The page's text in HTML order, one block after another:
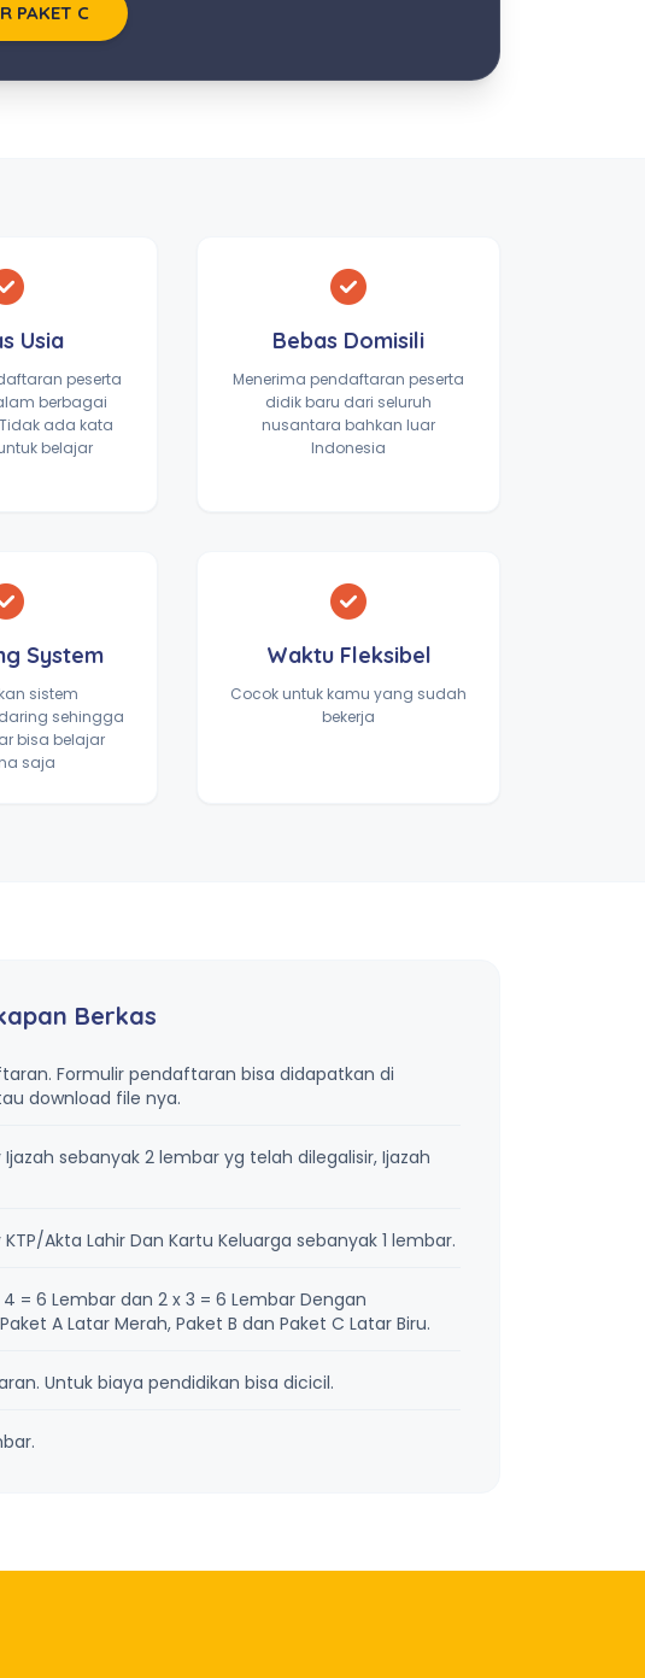
PAKET C
Usia
peserta
berbagai
ada kata
belajar
Bebas Domisili
Menerima pendaftaran peserta
didik baru dari seluruh
nusantara bahkan luar
Indonesia
System
sistem
sehingga
bisa belajar
saja
Waktu Fleksibel
Cocok untuk kamu yang sudah
bekerja
Berkas
Formulir pendaftaran bisa didapatkan di
download file nya.
sebanyak 2 lembar yg telah dilegalisir, Ijazah
Akta Lahir Dan Kartu Keluarga sebanyak 1 lembar.
= 6 Lembar dan 2 x 3 = 6 Lembar Dengan
A Latar Merah, Paket B dan Paket C Latar Biru.
Untuk biaya pendidikan bisa dicicil.